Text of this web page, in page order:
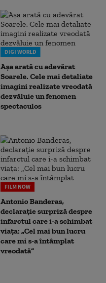
DIGI WORLD
Așa arată cu adevărat
Soarele. Cele mai detaliate
imagini realizate vreodată
dezvăluie un fenomen
spectaculos
FILM NOW
Antonio Banderas,
declarație surpriză despre
infarctul care i-a schimbat
viața: „Cel mai bun lucru
care mi s-a întâmplat
vreodată”